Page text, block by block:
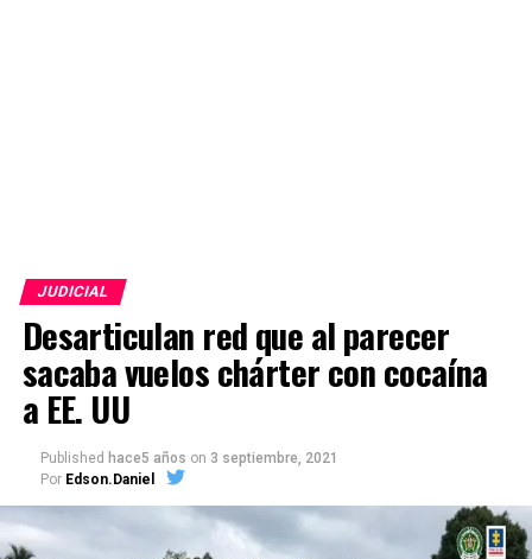
JUDICIAL
Desarticulan red que al parecer
sacaba vuelos chárter con cocaína
a EE. UU
Published hace5 años on 3 septiembre, 2021
Por Edson.Daniel